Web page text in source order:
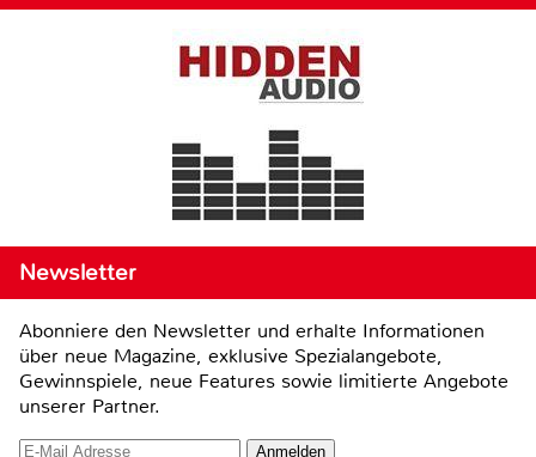
Newsletter
Abonniere den Newsletter und erhalte Informationen
über neue Magazine, exklusive Spezialangebote,
Gewinnspiele, neue Features sowie limitierte Angebote
unserer Partner.